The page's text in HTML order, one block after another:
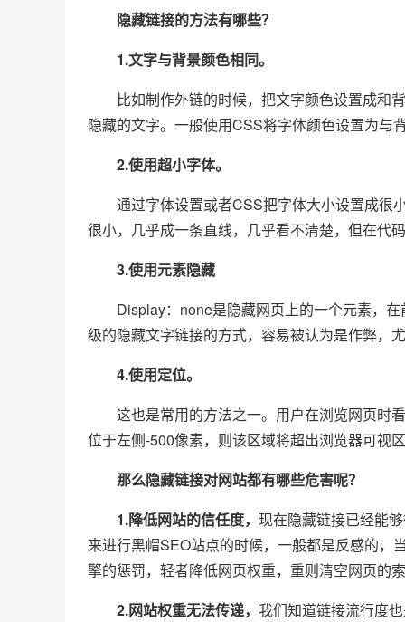
隐藏链接的方法有哪些？
1.文字与背景颜色相同。
比如制作外链的时候，把文字颜色设置成和
隐藏的文字。一般使用CSS将字体颜色设置为与
2.使用超小字体。
通过字体设置或者CSS把字体大小设置成很
很小，几乎成一条直线，几乎看不清楚，但在代
3.使用元素隐藏
Display：none是隐藏网页上的一个元素，在
级的隐藏文字链接的方式，容易被认为是作弊，
4.使用定位。
这也是常用的方法之一。用户在浏览网页时
位于左侧-500像素，则该区域将超出浏览器可视
那么隐藏链接对网站都有哪些危害呢？
1.降低网站的信任度， 现在隐藏链接已经能
来进行黑帽SEO站点的时候，一般都是反感的，
擎的惩罚，轻者降低网页权重，重则清空网页的
2.网站权重无法传递， 我们知道链接流行度